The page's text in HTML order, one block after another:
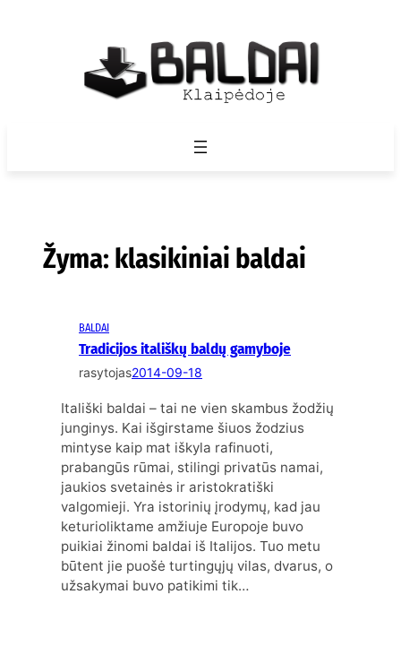
Žyma: klasikiniai baldai
BALDAI
Tradicijos itališkų baldų gamyboje
rasytojas2014-09-18
Itališki baldai – tai ne vien skambus žodžių
junginys. Kai išgirstame šiuos žodzius
mintyse kaip mat iškyla rafinuoti,
prabangūs rūmai, stilingi privatūs namai,
jaukios svetainės ir aristokratiški
valgomieji. Yra istorinių įrodymų, kad jau
keturioliktame amžiuje Europoje buvo
puikiai žinomi baldai iš Italijos. Tuo metu
būtent jie puošė turtingųjų vilas, dvarus, o
užsakymai buvo patikimi tik…